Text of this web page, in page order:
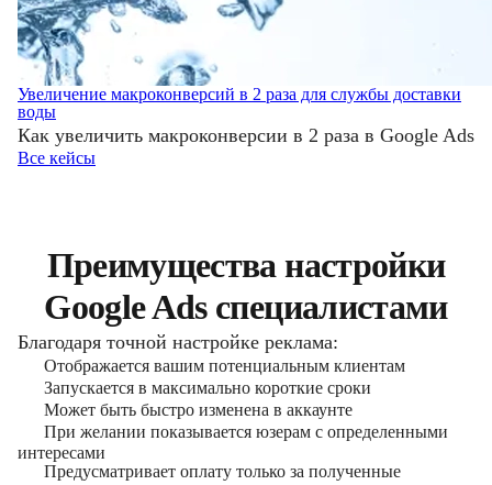
Увеличение макроконверсий в 2 раза для службы доставки
воды
Как увеличить макроконверсии в 2 раза в Google Ads
Все кейсы
Преимущества настройки
Google Ads специалистами
Благодаря точной настройке реклама:
Отображается вашим потенциальным клиентам
Запускается в максимально короткие сроки
Может быть быстро изменена в аккаунте
При желании показывается юзерам с определенными
интересами
Предусматривает оплату только за полученные